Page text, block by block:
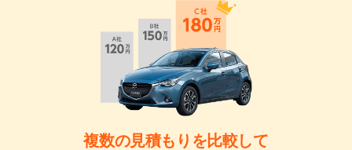
複数の見積もりを比較して